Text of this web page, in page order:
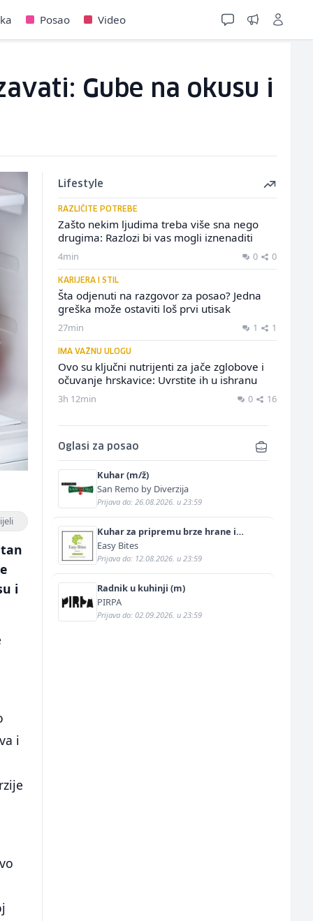
Posao Video
Gube na okusu i
i
i
Lifestyle
RAZLIČITE POTREBE
Zašto nekim ljudima treba više sna nego
drugima: Razlozi bi vas mogli iznenaditi
4min 0 0
KARIJERA I STIL
Šta odjenuti na razgovor za posao? Jedna
greška može ostaviti loš prvi utisak
27min 1 1
IMA VAŽNU ULOGU
Ovo su ključni nutrijenti za jače zglobove i
očuvanje hrskavice: Uvrstite ih u ishranu
3h 12min 0 16
Oglasi za posao
Kuhar (m/ž)
San Remo by Diverzija
Prijava do: 26.08.2026. u 23:59
Kuhar za pripremu brze hrane i
jednostavnih jela (m/ž)
Easy Bites
Prijava do: 12.08.2026. u 23:59
Radnik u kuhinji (m)
PIRPA
Prijava do: 02.09.2026. u 23:59